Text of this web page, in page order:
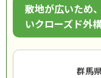
敷地が広いため
いクローズド外
群馬